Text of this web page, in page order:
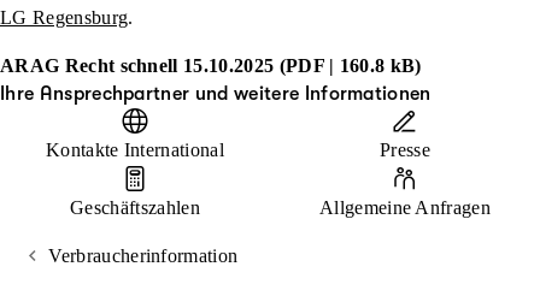
LG Regensburg.
ARAG Recht schnell 15.10.2025 (PDF | 160.8 kB)
Ihre Ansprechpartner und weitere Informationen
Kontakte International Presse
Geschäftszahlen Allgemeine Anfragen
Verbraucherinformation